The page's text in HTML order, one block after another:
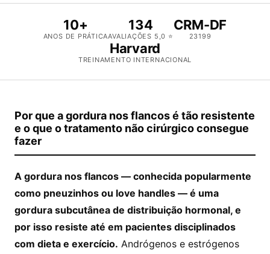
10+
ANOS DE PRÁTICA
134
AVALIAÇÕES 5,0 ⭐
CRM-DF
23199
Harvard
TREINAMENTO INTERNACIONAL
Por que a gordura nos flancos é tão resistente
e o que o tratamento não cirúrgico consegue
fazer
A gordura nos flancos — conhecida popularmente
como pneuzinhos ou love handles — é uma
gordura subcutânea de distribuição hormonal, e
por isso resiste até em pacientes disciplinados
com dieta e exercício. Andrógenos e estrógenos